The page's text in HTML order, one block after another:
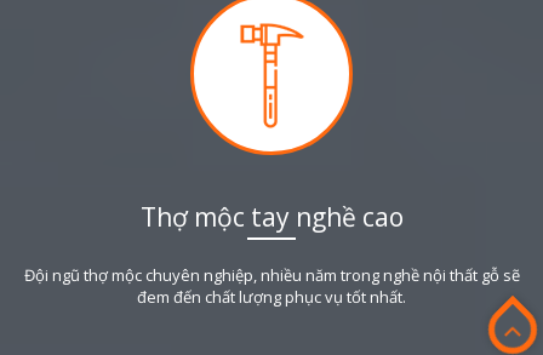
Thợ mộc tay nghề cao
Đội ngũ thợ mộc chuyên nghiệp, nhiều năm trong nghề nội thất gỗ sẽ
đem đến chất lượng phục vụ tốt nhất.